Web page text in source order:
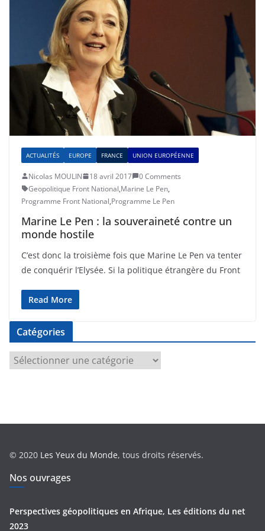
ACTUALITÉS EUROPE FRANCE UNION EUROPÉENNE
Nicolas MOULIN 18 avril 2017
0 Comments
Geopolitique Front National,Marine Le Pen,
Programme Front National,Programme Le Pen
Marine Le Pen : la souveraineté contre un
monde hostile
C’est donc la troisième fois que Marine Le Pen va tenter
de conquérir l’Elysée. Si la politique étrangère du Front
Read More
Catégories
a
e
s
© 2020 Les Yeux du Monde, tous droits réservés.
Nos ouvrages
Perspectives géopolitiques en Afrique, Les éditions du net
2023